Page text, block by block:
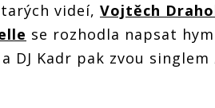
videí, Vojtěch
se rozhodla napsat
DJ Kadr pak zvou singlem